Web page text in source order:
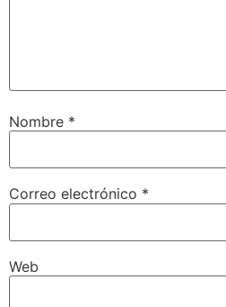
Nombre *
Correo electrónico *
Web